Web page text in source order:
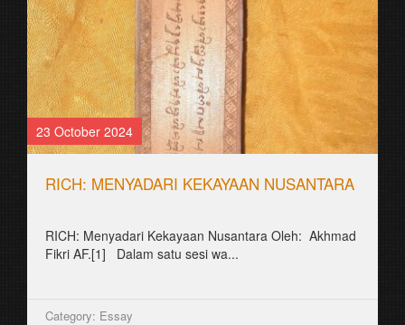
23 October 2024
RICH: MENYADARI KEKAYAAN NUSANTARA
RICH: Menyadari Kekayaan Nusantara Oleh: Akhmad
Fikri AF.[1] Dalam satu sesi wa...
Category: Essay